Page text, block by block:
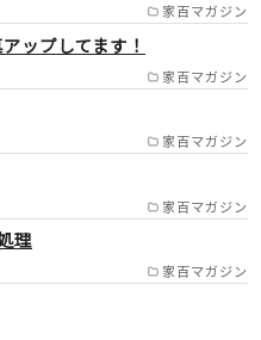
郡九重町／玖珠家百マガジン
家百マガジン
プしてます！
家百マガジン
家百マガジン
家百マガジン
理